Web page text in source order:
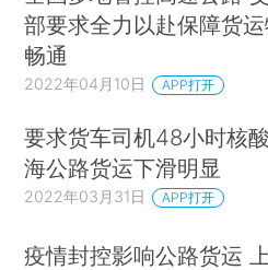
部要求全力以赴保障货
畅通
2022年04月10日 APP打开
要求货车司机48小时核
海公路货运下滑明显
2022年03月31日 APP打开
疫情封控影响公路货运